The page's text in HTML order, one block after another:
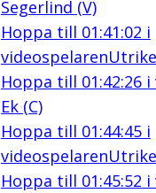
Segerlind (V)
Hoppa till 01:41:02 i
videospelaren
Hoppa till 01:42:26i
Ek (C)
Hoppa till 01:44:45i
videospelaren
Hoppa till 01:45:52 i